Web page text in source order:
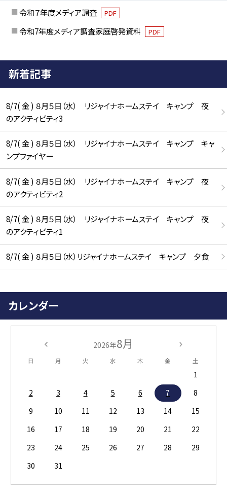
令和７年度メディア調査 PDF
令和7年度メディア調査家庭啓発資料 PDF
新着記事
8/7( 金 ) ８月５日（水） リジャイナホームステイ キャンプ 夜
のアクティビティ3
8/7( 金 ) ８月５日（水） リジャイナホームステイ キャンプ キャ
ンプファイヤー
8/7( 金 ) ８月５日（水） リジャイナホームステイ キャンプ 夜
のアクティビティ2
8/7( 金 ) ８月５日（水） リジャイナホームステイ キャンプ 夜
のアクティビティ1
8/7( 金 ) ８月５日（水）リジャイナホームステイ キャンプ 夕食
カレンダー
2026年8月
日 月 火 水 木 金 土
1
2
3 4 5 6 7
8
9
10 11 12 13 14
15
16
17 18 19 20 21
22
23
24 25 26 27 28
29
30
31